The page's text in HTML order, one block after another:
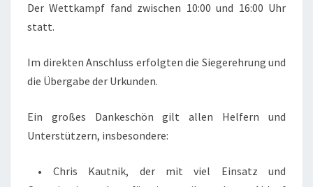
Der Wettkampf fand zwischen 10:00 und 16:00 Uhr
statt.
Im direkten Anschluss erfolgten die Siegerehrung und
die Übergabe der Urkunden.
Ein großes Dankeschön gilt allen Helfern und
Unterstützern, insbesondere:
• Chris Kautnik, der mit viel Einsatz und